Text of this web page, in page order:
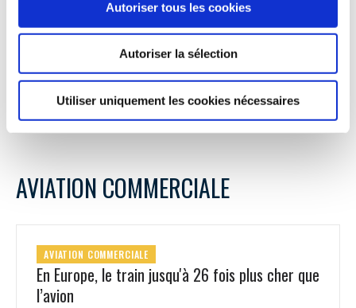
Autoriser tous les cookies
Autoriser la sélection
Utiliser uniquement les cookies nécessaires
salariés, recherche particulièrement des ajusteurs-monteurs
répondre à cette pénurie de main-d'œuvre.
AVIATION COMMERCIALE
AVIATION COMMERCIALE
En Europe, le train jusqu'à 26 fois plus cher que
l’avion